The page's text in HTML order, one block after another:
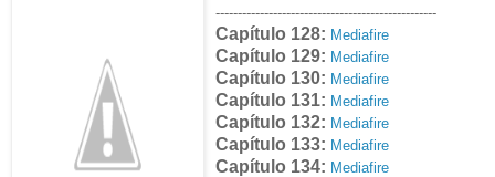
--------------------------------------------------
Capítulo 128: Mediafire
Capítulo 129: Mediafire
Capítulo 130: Mediafire
Capítulo 131: Mediafire
Capítulo 132: Mediafire
Capítulo 133: Mediafire
Capítulo 134: Mediafire